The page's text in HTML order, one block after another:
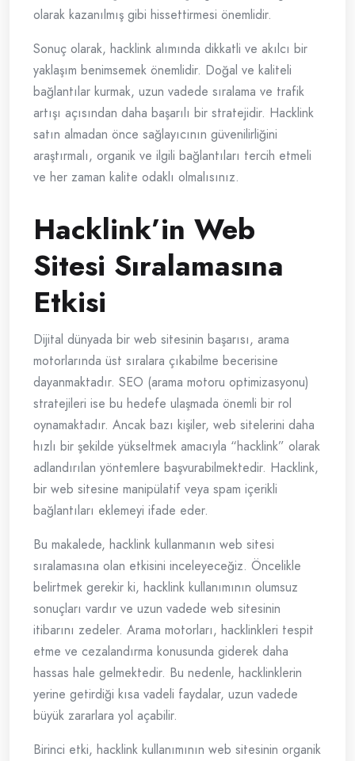
olarak kazanılmış gibi hissettirmesi önemlidir.
Sonuç olarak, hacklink alımında dikkatli ve akılcı bir
yaklaşım benimsemek önemlidir. Doğal ve kaliteli
bağlantılar kurmak, uzun vadede sıralama ve trafik
artışı açısından daha başarılı bir stratejidir. Hacklink
satın almadan önce sağlayıcının güvenilirliğini
araştırmalı, organik ve ilgili bağlantıları tercih etmeli
ve her zaman kalite odaklı olmalısınız.
Hacklink’in Web
Sitesi Sıralamasına
Etkisi
Dijital dünyada bir web sitesinin başarısı, arama
motorlarında üst sıralara çıkabilme becerisine
dayanmaktadır. SEO (arama motoru optimizasyonu)
stratejileri ise bu hedefe ulaşmada önemli bir rol
oynamaktadır. Ancak bazı kişiler, web sitelerini daha
hızlı bir şekilde yükseltmek amacıyla “hacklink” olarak
adlandırılan yöntemlere başvurabilmektedir. Hacklink,
bir web sitesine manipülatif veya spam içerikli
bağlantıları eklemeyi ifade eder.
Bu makalede, hacklink kullanmanın web sitesi
sıralamasına olan etkisini inceleyeceğiz. Öncelikle
belirtmek gerekir ki, hacklink kullanımının olumsuz
sonuçları vardır ve uzun vadede web sitesinin
itibarını zedeler. Arama motorları, hacklinkleri tespit
etme ve cezalandırma konusunda giderek daha
hassas hale gelmektedir. Bu nedenle, hacklinklerin
yerine getirdiği kısa vadeli faydalar, uzun vadede
büyük zararlara yol açabilir.
Birinci etki, hacklink kullanımının web sitesinin organik